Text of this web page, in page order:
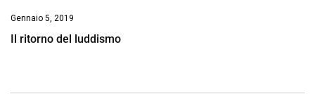
Gennaio 5, 2019
Il ritorno del luddismo